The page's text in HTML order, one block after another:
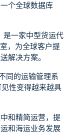
个全球数据库
是一家中型货运代
，为全球客户提
解决方案。
同的运输管理系
性变得越来越具
和精简运营，提
和海运业务发展